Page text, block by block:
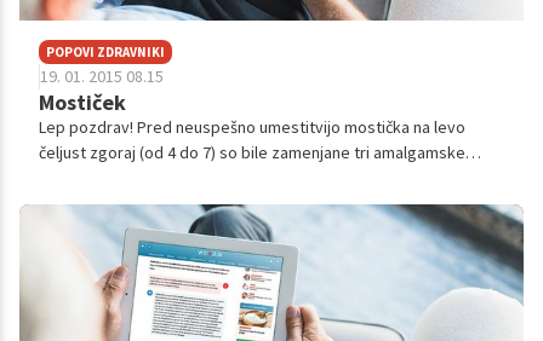
mostiček odstrani? Prosim za pomoč, ker res ne vem, kaj naj
naredim. Najraje bi še nekaj časa obdržala tega. Razen seveda v
primeru, da bi nazadnje morala dobiti protezo. Koliko let zdrži
mostiček v najboljšem primeru? Hvala lepa vnaprej. Lp.
POPOVI ZDRAVNIKI
19. 01. 2015 08.15
Mostiček
Lep pozdrav! Pred neuspešno umestitvijo mostička na levo
čeljust zgoraj (od 4 do 7) so bile zamenjane tri amalgamske
ravnin, nagibov i...